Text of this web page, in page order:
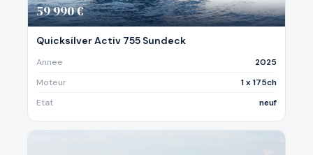
59 990 €
Quicksilver Activ 755 Sundeck
Annee
2025
Moteur
1 x 175ch
Etat
neuf